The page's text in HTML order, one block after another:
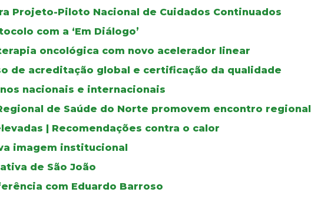
Projeto-Piloto Nacional de Cuidados Continuados
com a ‘Em Diálogo’
oncológica com novo acelerador linear
de acreditação global e certificação da qualidade
nacionais e internacionais
de Saúde do Norte promovem encontro regional
| Recomendações contra o calor
imagem institucional
de São João
com Eduardo Barroso